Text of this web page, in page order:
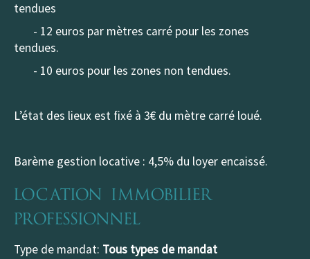
tendues
- 12 euros par mètres carré pour les zones
tendues.
- 10 euros pour les zones non tendues.
L’état des lieux est fixé à 3€ du mètre carré loué.
Barème gestion locative : 4,5% du loyer encaissé.
Location Immobilier
Professionnel
Type de mandat: Tous types de mandat